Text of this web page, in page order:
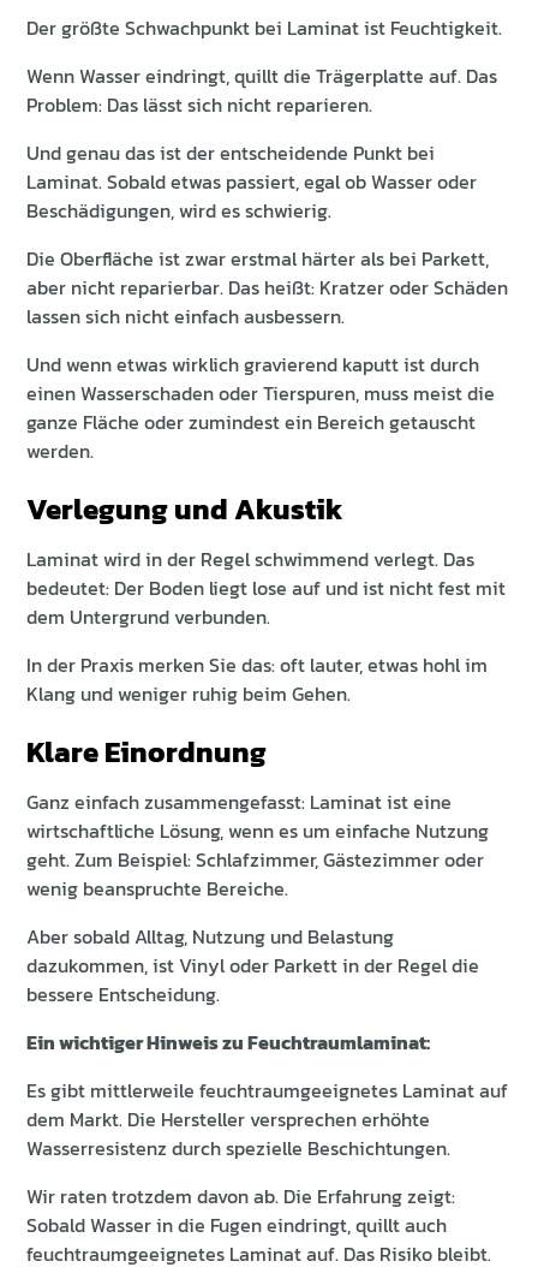
Der größte Schwachpunkt bei Laminat ist Feuchtigkeit.
Wenn Wasser eindringt, quillt die Trägerplatte auf. Das
Problem: Das lässt sich nicht reparieren.
Und genau das ist der entscheidende Punkt bei
Laminat. Sobald etwas passiert, egal ob Wasser oder
Beschädigungen, wird es schwierig.
Die Oberfläche ist zwar erstmal härter als bei Parkett,
aber nicht reparierbar. Das heißt: Kratzer oder Schäden
lassen sich nicht einfach ausbessern.
Und wenn etwas wirklich gravierend kaputt ist durch
einen Wasserschaden oder Tierspuren, muss meist die
ganze Fläche oder zumindest ein Bereich getauscht
werden.
Verlegung und Akustik
Laminat wird in der Regel schwimmend verlegt. Das
bedeutet: Der Boden liegt lose auf und ist nicht fest mit
dem Untergrund verbunden.
In der Praxis merken Sie das: oft lauter, etwas hohl im
Klang und weniger ruhig beim Gehen.
Klare Einordnung
Ganz einfach zusammengefasst: Laminat ist eine
wirtschaftliche Lösung, wenn es um einfache Nutzung
geht. Zum Beispiel: Schlafzimmer, Gästezimmer oder
wenig beanspruchte Bereiche.
Aber sobald Alltag, Nutzung und Belastung
dazukommen, ist Vinyl oder Parkett in der Regel die
bessere Entscheidung.
Ein wichtiger Hinweis zu Feuchtraumlaminat:
Es gibt mittlerweile feuchtraumgeeignetes Laminat auf
dem Markt. Die Hersteller versprechen erhöhte
Wasserresistenz durch spezielle Beschichtungen.
Wir raten trotzdem davon ab. Die Erfahrung zeigt:
Sobald Wasser in die Fugen eindringt, quillt auch
feuchtraumgeeignetes Laminat auf. Das Risiko bleibt.